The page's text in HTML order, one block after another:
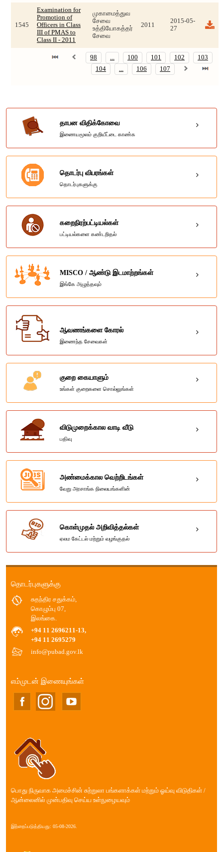
1545
Examination for
Promotion of
Officers in Class
III of PMAS to
Class II - 2011
முகாமைத்துவ
சேவை
உத்தியோகத்தர்
சேவை
2011
2015-05-
27
98 ... 100 101 102
103
104
... 106 107
தாபன விதிக்கோவை
இணையமூலம் குறியீட்டை காண்க
தொடர்பு விபரங்கள்
தொடர்புகளுக்கு
கறைநிரற்பட்டியல்கள்
பட்டியல்களை கண்டறிதல்
MISCO / ஆண்டு இடமாற்றங்கள்
இங்கே அழுத்தவும்
ஆவணங்களை கோரல்
இணைந்த சேவைகள்
குறை கையாளும்
உங்கள் குறைகளை சொல்லுங்கள்
விடுமுறைக்கால வாடி வீடு
பதிவு
அண்மைக்கால வெற்றிடங்கள்
வேறு அரசாங்க நிலையங்களின்
கொள்முதல் அறிவித்தல்கள்
ஏலம கேட்டல் மற்றும் வழங்குதல்
தொடர்புகளுக்கு
சுதந்திர சதுக்கம்,
கொழும்பு 07,
இலங்கை.
+94 11 2696211-13,
+94 11 2695279
info@pubad.gov.lk
எம்முடன் இணையுங்கள்
பொது நிருவாக அமைச்சின் சுற்றுலா பங்களாக்கள் மற்றும் ஓய்வு விடுதிகள் /
ஆன்லைனில் முன்பதிவு செய்ய உள்நுழையவும்
இற்றைப்படுத்தியது: 05-08-2026.